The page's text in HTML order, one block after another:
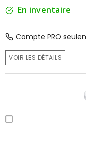
En inventaire
Compte PRO
VOIR LES DÉTAILS